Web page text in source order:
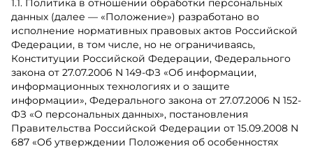
1.1. Политика в отношении обработки персональных
данных (далее — «Положение») разработано во
исполнение нормативных правовых актов Российской
Федерации, в том числе, но не ограничиваясь,
Конституции Российской Федерации, Федерального
закона от 27.07.2006 N 149-ФЗ «Об информации,
информационных технологиях и о защите
информации», Федерального закона от 27.07.2006 N 152-
ФЗ «О персональных данных», постановления
Правительства Российской Федерации от 15.09.2008 N
687 «Об утверждении Положения об особенностях